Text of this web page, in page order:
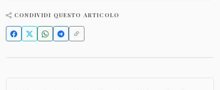
CONDIVIDI QUESTO ARTICOLO